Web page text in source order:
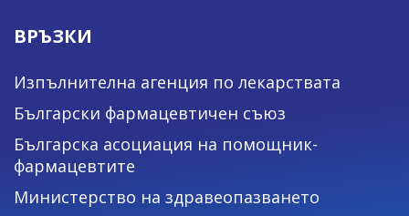
ВРЪЗКИ
Изпълнителна агенция по лекарствата
Български фармацевтичен съюз
Българска асоциация на помощник-
фармацевтите
Министерство на здравеопазването